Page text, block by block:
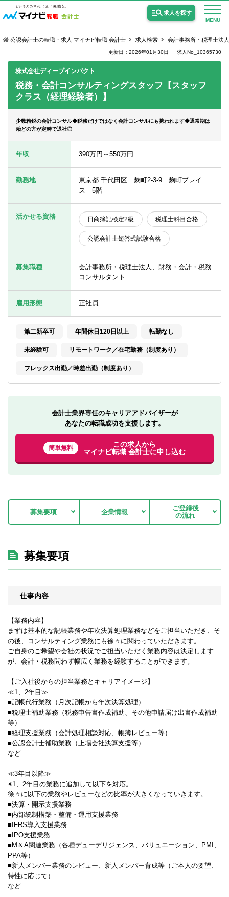
MENU
求人を探す
監査法人の求人
USCPA（米国公認会計士）の求人
個別転職相談会・セミナー
転職お役立ち情報
ご利用ガイド
非公開求人とは？
公認会計士の転職・求人 マイナビ転職 会計士 求人検索 会計事務所・税理士法
更新日：2026年01月30日 求人No_10365730
株式会社ディープインパクト
税務・会計コンサルティングスタッフ【スタッフ
クラス（経理経験者）】
少数精鋭の会計コンサル◆税務だけではなく会計コンサルにも携われます◆通常期は
殆どの方が定時で退社◎
年収 390万円～550万円
勤務地
東京都 千代田区 麹町2-3-9 麹町プレイ
ス 5階
活かせる資格 日商簿記検定2級 税理士科目合格
公認会計士短答式試験合格
募集職種
会計事務所・税理士法人、財務・会計・税務
コンサルタント
雇用形態 正社員
第二新卒可 年間休日120日以上 転勤なし
未経験可 リモートワーク／在宅勤務（制度あり）
フレックス出勤／時差出勤（制度あり）
会計士業界専任のキャリアアドバイザーが
あなたの転職成功を支援します。
簡単無料
この求人から
マイナビ転職 会計士に申し込む
募集要項 企業情報
ご登録後
の流れ
募集要項
仕事内容
【業務内容】
まずは基本的な記帳業務や年次決算処理業務などをご担当いただき、そ
の後、コンサルティング業務にも徐々に関わっていただきます。
ご自身のご希望や会社の状況でご担当いただく業務内容は決定します
が、会計・税務問わず幅広く業務を経験することができます。
【ご入社後からの担当業務とキャリアイメージ】
≪1、2年目≫
■記帳代行業務（月次記帳から年次決算処理）
■税理士補助業務（税務申告書作成補助、その他申請届け出書作成補助
等）
■経理支援業務（会計処理相談対応、帳簿レビュー等）
■公認会計士補助業務（上場会社決算支援等）
など
≪3年目以降≫
※1、2年目の業務に追加して以下を対応。
徐々に以下の業務やレビューなどの比率が大きくなっていきます。
■決算・開示支援業務
■内部統制構築・整備・運用支援業務
■IFRS導入支援業務
■IPO支援業務
■M＆A関連業務（各種デューデリジェンス、バリュエーション、PMI、
PPA等）
■新人メンバー業務のレビュー、新人メンバー育成等（ご本人の要望、
特性に応じて）
など